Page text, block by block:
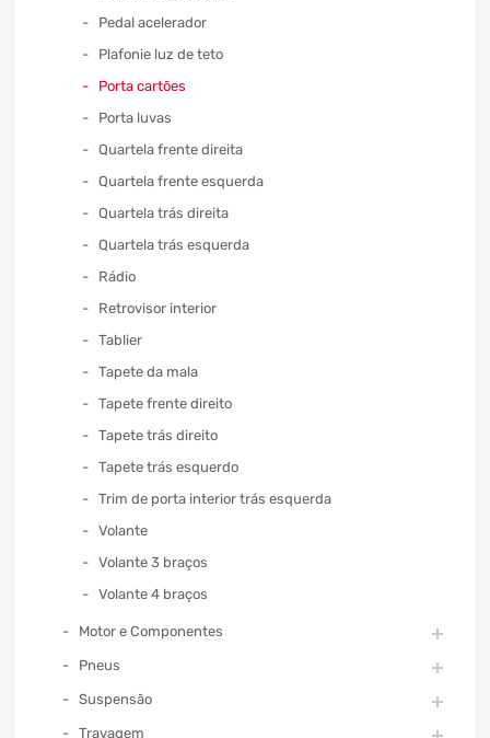
Pedal acelerador
Plafonie luz de teto
Porta cartões
Porta luvas
Quartela frente direita
Quartela frente esquerda
Quartela trás direita
Quartela trás esquerda
Rádio
Retrovisor interior
Tablier
Tapete da mala
Tapete frente direito
Tapete trás direito
Tapete trás esquerdo
Trim de porta interior trás esquerda
Volante
Volante 3 braços
Volante 4 braços
Motor e Componentes
Pneus
Suspensão
Travagem